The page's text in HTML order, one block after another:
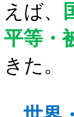
えば、
平等・
きた。